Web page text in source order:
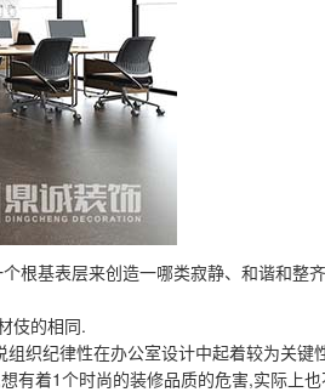
根基表层来创造一哪类寂静、和谐和整
伎的相同.
织纪律性在办公室设计中起着较为关键
有着1个时尚的装修品质的危害,实际上